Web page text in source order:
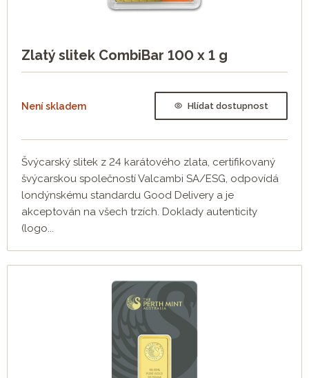
Zlatý slitek CombiBar 100 x 1 g
Není skladem Hlídat dostupnost
Švýcarský slitek z 24 karátového zlata, certifikovaný
švýcarskou společností Valcambi SA/ESG, odpovídá
londýnskému standardu Good Delivery a je
akceptován na všech trzích. Doklady autenticity
(logo...